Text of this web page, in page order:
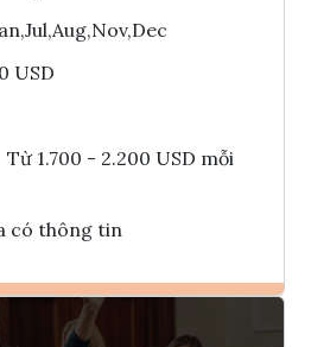
USD
Từ 1.700 - 2.200 USD mỗi
có thông tin
Ghi danh